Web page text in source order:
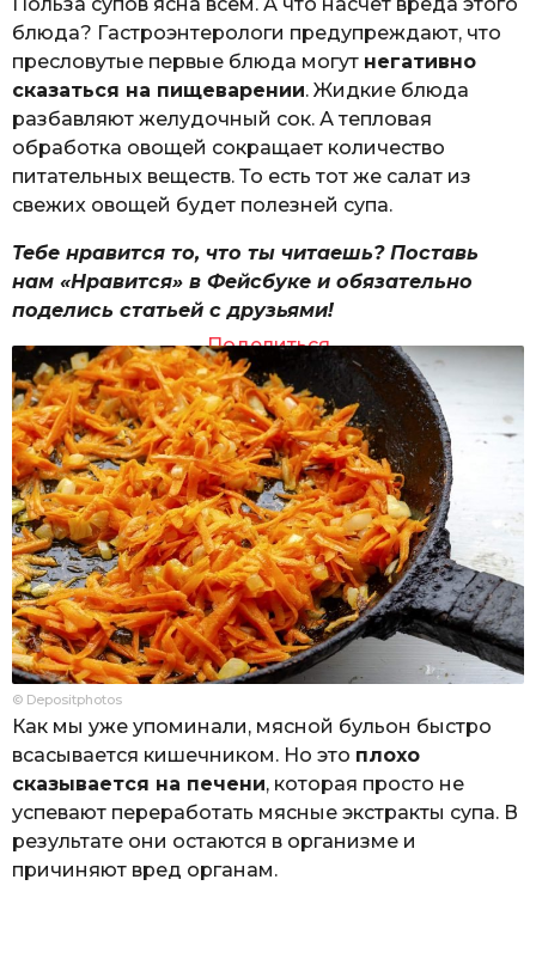
блюда? Гастроэнтерологи предупреждают, что
пресловутые первые блюда могут негативно
сказаться на пищеварении. Жидкие блюда
разбавляют желудочный сок. А тепловая
обработка овощей сокращает количество
питательных веществ. То есть тот же салат из
свежих овощей будет полезней супа.
Тебе нравится то, что ты читаешь? Поставь
нам «Нравится» в Фейсбуке и обязательно
поделись статьей с друзьями!
Поделиться
© Depositphotos
Как мы уже упоминали, мясной бульон быстро
всасывается кишечником. Но это плохо
сказывается на печени, которая просто не
успевают переработать мясные экстракты супа. В
результате они остаются в организме и
причиняют вред органам.